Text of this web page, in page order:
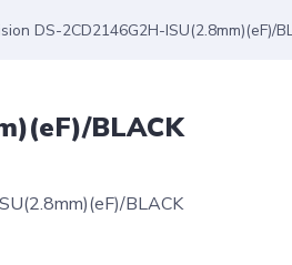
DS-2CD2146G2H-ISU(2.8mm)(eF)/
BLACK